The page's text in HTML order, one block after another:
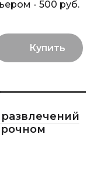
- 500 руб.